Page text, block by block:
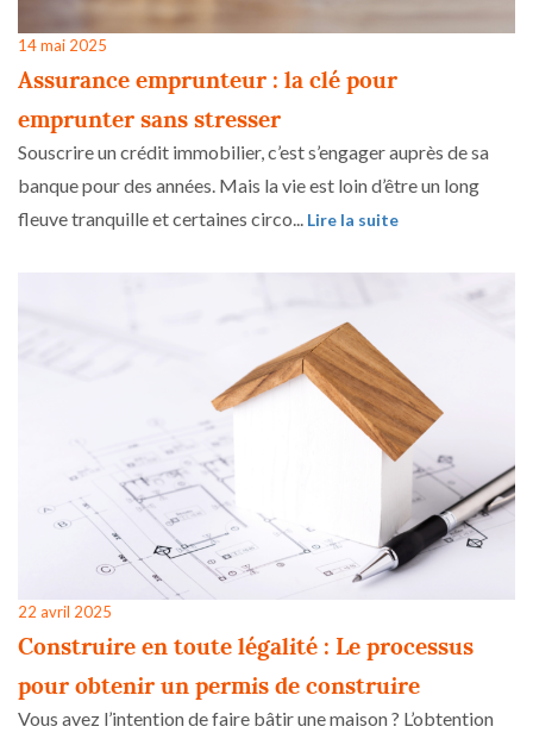
14 mai 2025
Assurance emprunteur : la clé pour
emprunter sans stresser
Souscrire un crédit immobilier, c’est s’engager auprès de sa
banque pour des années. Mais la vie est loin d’être un long
fleuve tranquille et certaines circo... Lire la suite
22 avril 2025
Construire en toute légalité : Le processus
pour obtenir un permis de construire
Vous avez l’intention de faire bâtir une maison ? L’obtention